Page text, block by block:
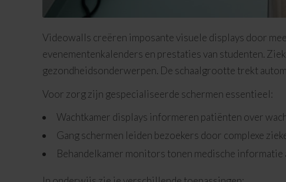
Videowalls creëren imposante visuele displays door
evenementenkalenders en prestaties van studenten.
gezondheidsonderwerpen. De schaalgrootte trekt
Voor zorg zijn gespecialiseerde schermen essentieel:
Wachtkamer displays informeren patiënten over
Gang schermen leiden bezoekers door complexe
Behandelkamer monitors tonen medische informatie